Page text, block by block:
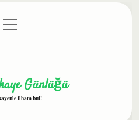
Politikası
menüyü
aç
Günlüğü
ilham bul!